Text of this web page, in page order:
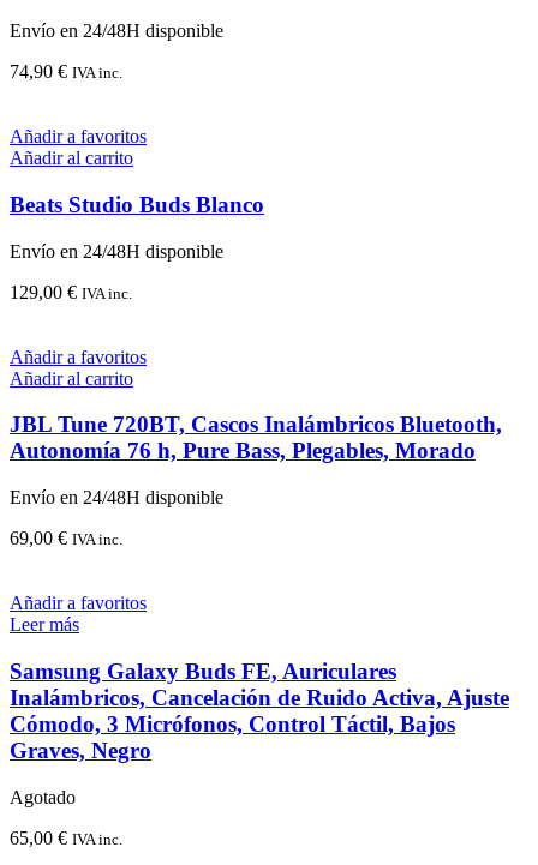
Envío en 24/48H disponible
74,90 € IVA inc.
Añadir a favoritos
Añadir al carrito
Beats Studio Buds Blanco
Envío en 24/48H disponible
129,00 € IVA inc.
Añadir a favoritos
Añadir al carrito
JBL Tune 720BT, Cascos Inalámbricos Bluetooth,
Autonomía 76 h, Pure Bass, Plegables, Morado
Envío en 24/48H disponible
69,00 € IVA inc.
Añadir a favoritos
Leer más
Samsung Galaxy Buds FE, Auriculares
Inalámbricos, Cancelación de Ruido Activa, Ajuste
Cómodo, 3 Micrófonos, Control Táctil, Bajos
Graves, Negro
Agotado
65,00 € IVA inc.